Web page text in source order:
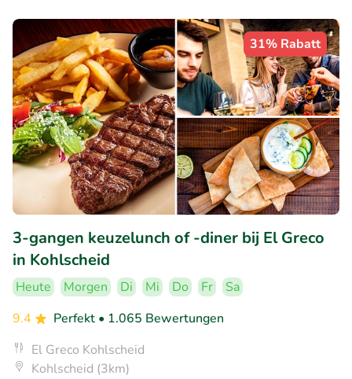
31% Rabatt
3-gangen keuzelunch of -diner bij El Greco
in Kohlscheid
Heute Morgen Di Mi Do Fr
Sa
9.4
Perfekt • 1.065 Bewertungen
El Greco Kohlscheid
Kohlscheid (3km)